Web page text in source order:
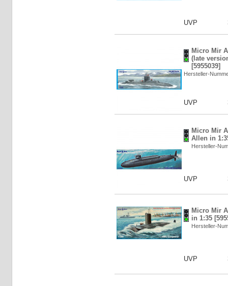
UVP
Micro Mir
(late
[5955039]
Hersteller-
UVP
Micro Mir
Allen in
Hersteller-
UVP
Micro Mir
in 1:35
Hersteller-
UVP